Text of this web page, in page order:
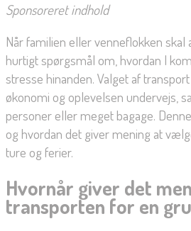
Sponsoreret indhold
Når familien eller venneflokken skal
hurtigt spørgsmål om, hvordan I
stresse hinanden. Valget af
økonomi og oplevelsen undervejs,
personer eller meget bagage.
og hvordan det giver mening at
ture og ferier.
Hvornår giver det
transporten for en